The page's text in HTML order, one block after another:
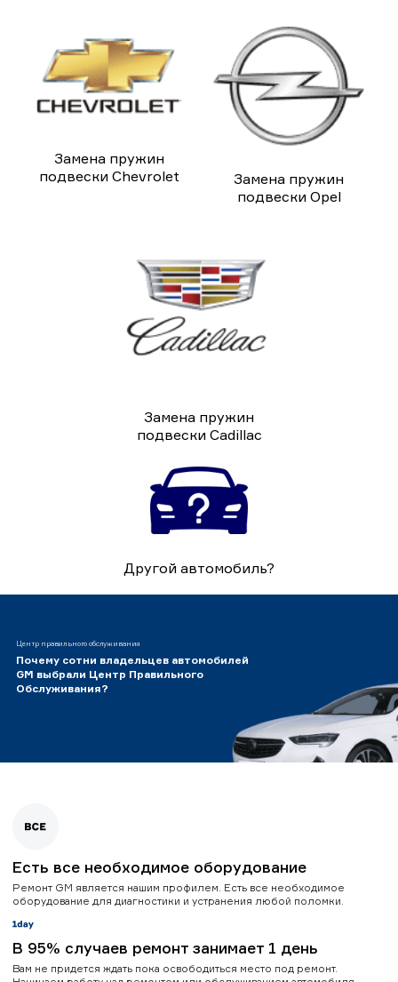
Замена пружин
подвески Chevrolet
Замена пружин
подвески Opel
Замена пружин
подвески Cadillac
Другой автомобиль?
Центр правильного обслуживания
Почему сотни владельцев автомобилей
GM выбрали Центр Правильного
Обслуживания?
Есть все необходимое оборудование
Ремонт GM является нашим профилем. Есть все необходимое
оборудование для диагностики и устранения любой поломки.
В 95% случаев ремонт занимает 1 день
Вам не придется ждать пока освободиться место под ремонт.